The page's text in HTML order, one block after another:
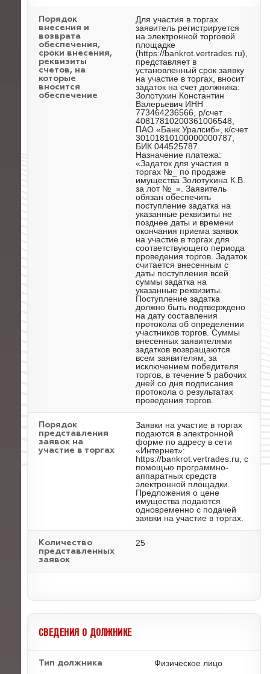
Порядок
внесения и
возврата
обеспечения,
сроки внесения,
реквизиты
счетов, на
которые
вносится
обеспечение
Для участия в торгах
заявитель регистрируется
на электронной торговой
площадке
(https://bankrot.vertrades.ru),
представляет в
установленный срок заявку
на участие в торгах, вносит
задаток на счет должника:
Золотухин Константин
Валерьевич ИНН
773464236566, р/счет
40817810200361006548,
ПАО «Банк Уралсиб», к/счет
30101810100000000787,
БИК 044525787.
Назначение платежа:
«Задаток для участия в
торгах №_ по продаже
имущества Золотухина К.В.
за лот №_». Заявитель
обязан обеспечить
поступление задатка на
указанные реквизиты не
позднее даты и времени
окончания приема заявок
на участие в торгах для
соответствующего периода
проведения торгов. Задаток
считается внесенным с
даты поступления всей
суммы задатка на
указанные реквизиты.
Поступление задатка
должно быть подтверждено
на дату составления
протокола об определении
участников торгов. Суммы
внесенных заявителями
задатков возвращаются
всем заявителям, за
исключением победителя
торгов, в течение 5 рабочих
дней со дня подписания
протокола о результатах
проведения торгов.
Порядок
представления
заявок на
участие в торгах
Заявки на участие в торгах
подаются в электронной
форме по адресу в сети
«Интернет»:
https://bankrot.vertrades.ru, с
помощью программно-
аппаратных средств
электронной площадки.
Предложения о цене
имущества подаются
одновременно с подачей
заявки на участие в торгах.
Количество
представленных
заявок
25
СВЕДЕНИЯ О ДОЛЖНИКЕ
Тип должника Физическое лицо